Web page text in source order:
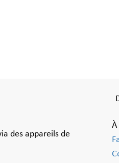
des appareils de
À